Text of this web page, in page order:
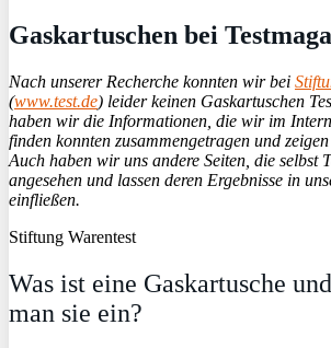
Gaskartuschen bei
Nach unserer Recherche konnten wir bei
(www.test.de) leider keinen Gaskartuschen
haben wir die Informationen, die wir im
finden konnten zusammengetragen und
Auch haben wir uns andere Seiten, die selbst
angesehen und lassen deren Ergebnisse in
einfließen.
Stiftung Warentest
Was ist eine Gaskartusche
man sie ein?